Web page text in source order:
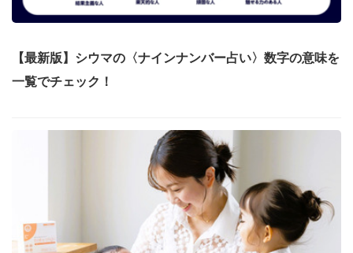
【最新版】シウマの〈ナインナンバー占い〉数字の意味を
一覧でチェック！